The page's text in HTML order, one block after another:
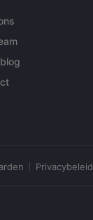
Privacybeleid